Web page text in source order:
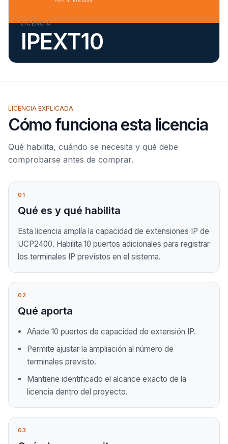
LICENCIA
IPEXT10
LICENCIA EXPLICADA
Cómo funciona esta licencia
Qué habilita, cuándo se necesita y qué debe
comprobarse antes de comprar.
01
Qué es y qué habilita
Esta licencia amplía la capacidad de extensiones IP de
UCP2400. Habilita 10 puertos adicionales para registrar
los terminales IP previstos en el sistema.
02
Qué aporta
Añade 10 puertos de capacidad de extensión IP.
Permite ajustar la ampliación al número de
terminales previsto.
Mantiene identificado el alcance exacto de la
licencia dentro del proyecto.
03